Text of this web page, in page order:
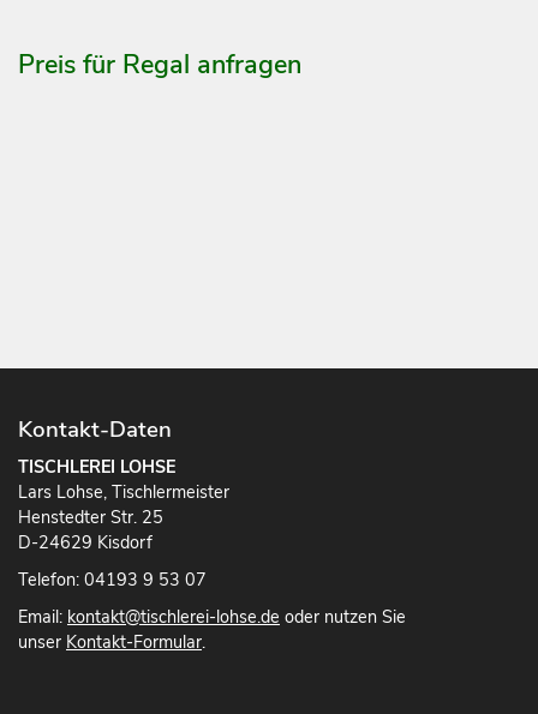
Preis für Regal anfragen
Kontakt-Daten
TISCHLEREI LOHSE
Lars Lohse, Tischlermeister
Henstedter Str. 25
D-24629 Kisdorf
Telefon: 04193 9 53 07
Email: kontakt@tischlerei-lohse.de oder nutzen Sie
unser Kontakt-Formular.